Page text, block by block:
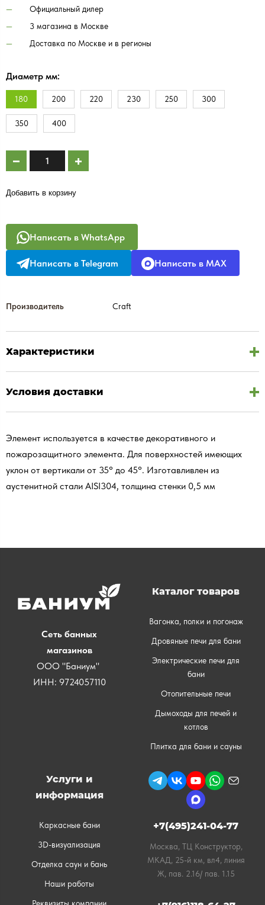
Официальный дилер
3 магазина в Москве
Доставка по Москве и в регионы
Диаметр мм:
180 200 220 230 250 300
350 400
Добавить в корзину
Написать в WhatsApp
Написать в Telegram Написать в MAX
Производитель Craft
Характеристики
Условия доставки
Элемент используется в качестве декоративного и
пожарозащитного элемента. Для поверхностей имеющих
уклон от вертикали от 35° до 45°. Изготавливлен из
аустенитной стали AISI304, толщина стенки 0,5 мм
Сеть банных
магазинов
ООО "Баниум"
ИНН: 9724057110
Каталог товаров
Вагонка, полки и погонаж
Дровяные печи для бани
Электрические печи для
бани
Отопительные печи
Дымоходы для печей и
котлов
Плитка для бани и сауны
Услуги и
информация
Каркасные бани
3D-визуализация
Отделка саун и бань
Наши работы
+7(495)241-04-77
Москва, ТЦ Конструктор,
МКАД, 25-й км, вл4, линия
Ж, пав. 2.16/ пав. 1.15